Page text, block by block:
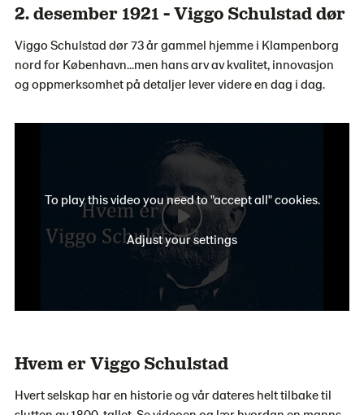
2. desember 1921 - Viggo Schulstad dør
Viggo Schulstad dør 73 år gammel hjemme i Klampenborg
nord for København...men hans arv av kvalitet, innovasjon
og oppmerksomhet på detaljer lever videre en dag i dag.
To play this video you need to "accept all" cookies.
Adjust your settings
Hvem er Viggo Schulstad
Hvert selskap har en historie og vår dateres helt tilbake til